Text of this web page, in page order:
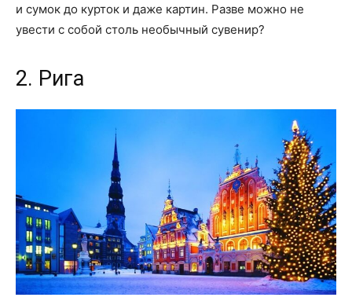
и сумок до курток и даже картин. Разве можно не
увести с собой столь необычный сувенир?
2. Рига